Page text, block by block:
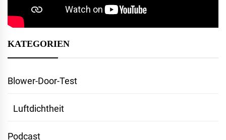
KATEGORIEN
Blower-Door-Test
Luftdichtheit
Podcast